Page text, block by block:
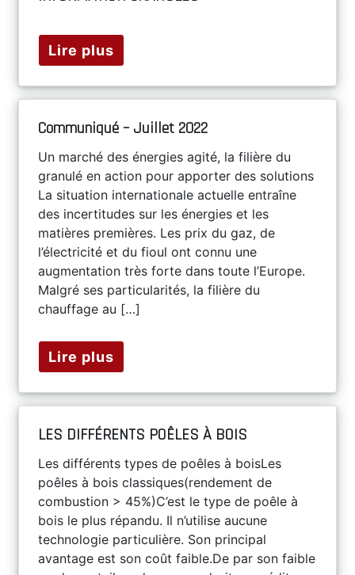
Lire plus
Communiqué – Juillet 2022
Un marché des énergies agité, la filière du
granulé en action pour apporter des solutions
La situation internationale actuelle entraîne
des incertitudes sur les énergies et les
matières premières. Les prix du gaz, de
l’électricité et du fioul ont connu une
augmentation très forte dans toute l’Europe.
Malgré ses particularités, la filière du
chauffage au […]
Lire plus
LES DIFFÉRENTS POÊLES À BOIS
Les différents types de poêles à boisLes
poêles à bois classiques(rendement de
combustion > 45%)C’est le type de poêle à
bois le plus répandu. Il n’utilise aucune
technologie particulière. Son principal
avantage est son coût faible.De par son faible